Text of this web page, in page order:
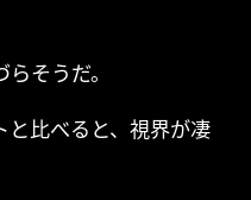
そうだ。
と比べると、視界が凄